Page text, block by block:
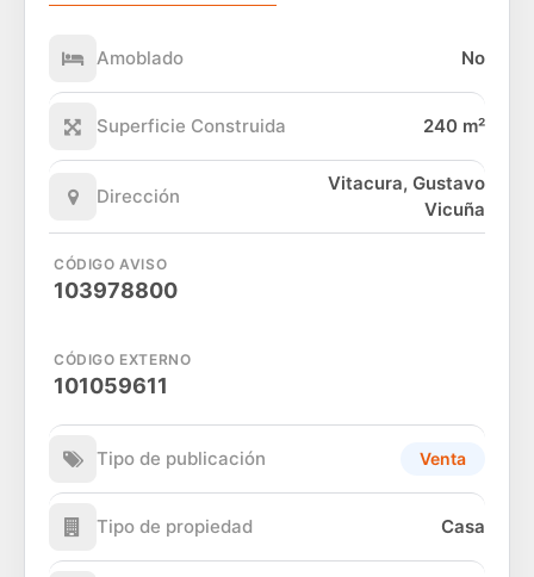
Amoblado No
Superficie Construida 240 m²
Dirección
Vitacura, Gustavo
Vicuña
CÓDIGO AVISO
103978800
CÓDIGO EXTERNO
101059611
Tipo de publicación Venta
Tipo de propiedad Casa